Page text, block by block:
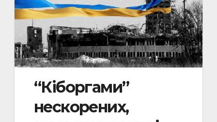
“Кіборгами”
нескорених,